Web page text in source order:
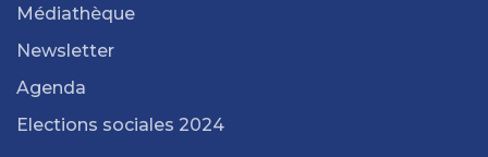
Médiathèque
Newsletter
Agenda
Elections sociales 2024